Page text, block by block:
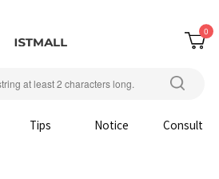
0
Tips Notice Consult